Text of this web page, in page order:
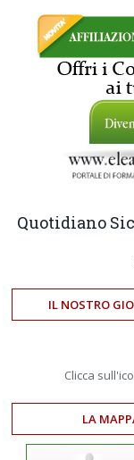
Quotidiano
IL NOSTRO
Clicca
LA